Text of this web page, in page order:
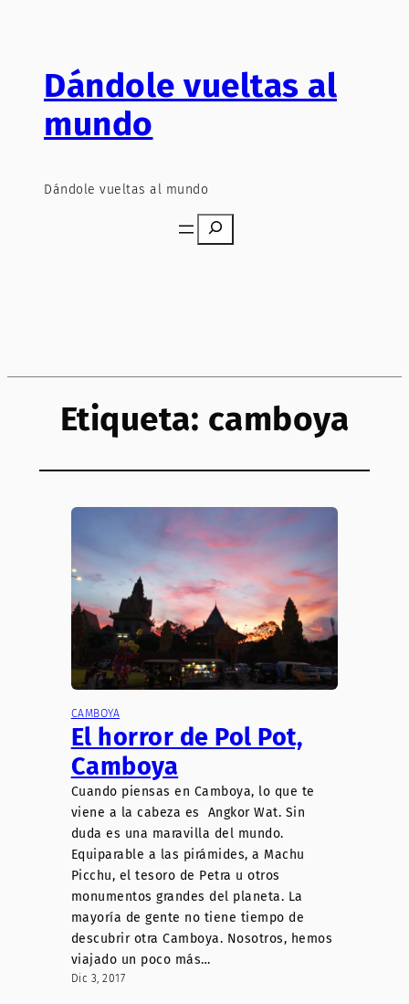
contenido
Dándole vueltas al
mundo
Dándole vueltas al mundo
Search
Etiqueta: camboya
CAMBOYA
El horror de Pol Pot,
Camboya
Cuando piensas en Camboya, lo que te
viene a la cabeza es Angkor Wat. Sin
duda es una maravilla del mundo.
Equiparable a las pirámides, a Machu
Picchu, el tesoro de Petra u otros
monumentos grandes del planeta. La
mayoría de gente no tiene tiempo de
descubrir otra Camboya. Nosotros, hemos
viajado un poco más…
Dic 3, 2017